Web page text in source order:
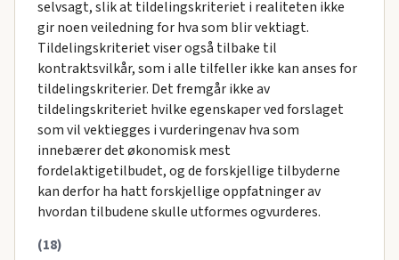
selvsagt, slik at tildelingskriteriet i realiteten ikke
gir noen veiledning for hva som blir vektiagt.
Tildelingskriteriet viser også tilbake til
kontraktsvilkår, som i alle tilfeller ikke kan anses for
tildelingskriterier. Det fremgår ikke av
tildelingskriteriet hvilke egenskaper ved forslaget
som vil vektiegges i vurderingenav hva som
innebærer det økonomisk mest
fordelaktigetilbudet, og de forskjellige tilbyderne
kan derfor ha hatt forskjellige oppfatninger av
hvordan tilbudene skulle utformes ogvurderes.
(18)